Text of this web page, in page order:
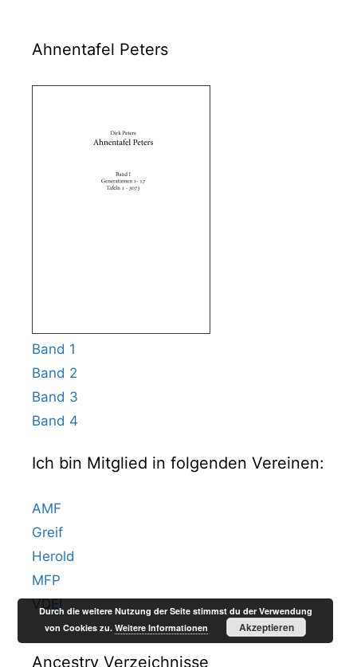
Ahnentafel Peters
Band 1
Band 2
Band 3
Band 4
Ich bin Mitglied in folgenden Vereinen:
AMF
Greif
Herold
MFP
VDEI
Ancestry Verzeichnisse
Durch die weitere Nutzung der Seite stimmst du der Verwendung
von Cookies zu.Weitere Informationen Akzeptieren